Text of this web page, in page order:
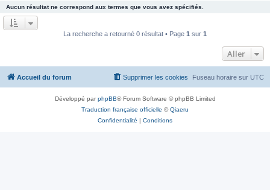
e
Aucun résultat ne correspond aux termes que vous avez spécifiés.
La recherche a retourné 0 résultat • Page 1 sur 1
Aller
Accueil du forum Fuseau horaire sur UTC
Supprimer les cookies
Développé parphpBB® Forum Software © phpBB Limited
Traduction française officielle ©Qiaeru
Confidentialité | Conditions